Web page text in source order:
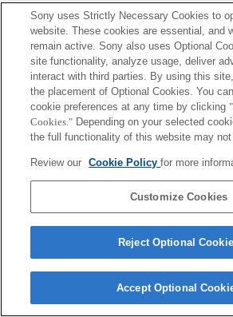
Terms of Use Contact Us
Sony uses Strictly Necessary Cookies to
website. These cookies are essential, and
remain active. Sony also uses Optional
site functionality, analyze usage, deliver
interact with third parties. By using this
the placement of Optional Cookies. You
cookie preferences at any time by clicking
Cookies." Depending on your selected
the full functionality of this website may
Review our Cookie Policyfor more
Customize Cookies
Reject Optional
Accept Optional